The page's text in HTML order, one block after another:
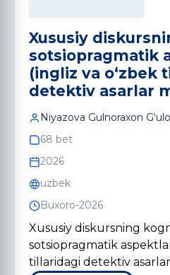
Xususiy
sotsiopragmatik
(ingliz va o‘zbek
detektiv asarlar
Niyazova Gulnoraxon
68 bet
2026
uzbek
Buxoro-2026
Xususiy diskursning
sotsiopragmatik
tillaridagi detektiv